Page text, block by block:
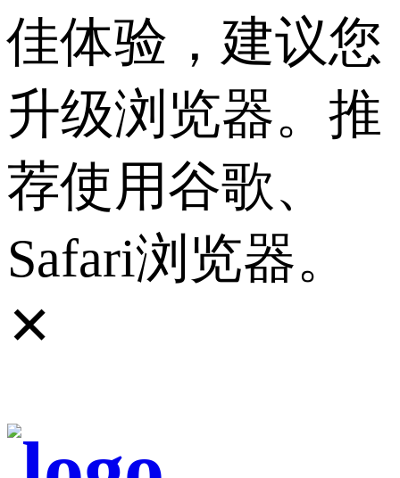
佳体验，建议您
升级浏览器。推
荐使用谷歌、
Safari浏览器。
✕